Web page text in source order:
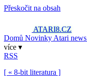
Přeskočit na obsah
ATARI8.CZ
Domů Novinky Atari news
více ▾
RSS
[ « 8-bit literatura ]